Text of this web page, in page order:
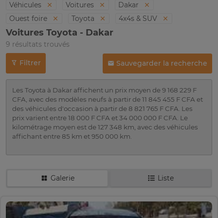
Véhicules
Voitures
Dakar
Ouest foire
Toyota 4x4s & SUV
Voitures Toyota - Dakar
9 résultats trouvés
Filtrer Sauvegarder la recherche
Les Toyota à Dakar affichent un prix moyen de 9 168 229 F
CFA, avec des modèles neufs à partir de 11 845 455 F CFA et
des véhicules d'occasion à partir de 8 821 765 F CFA. Les
prix varient entre 18 000 F CFA et 34 000 000 F CFA. Le
kilométrage moyen est de 127 348 km, avec des véhicules
affichant entre 85 km et 950 000 km.
Galerie Liste